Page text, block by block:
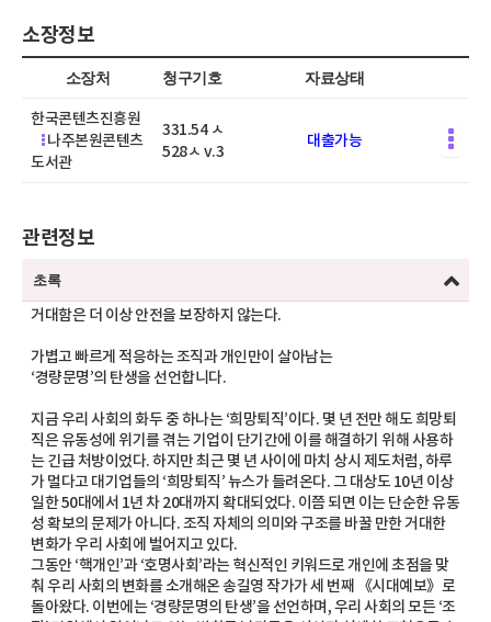
소장정보
소장처 청구기호 자료상태
한국콘텐츠진흥원
나주본원콘텐츠
도서관
331.54 ㅅ
528ㅅ v.3
대출가능
관련정보
초록
거대함은 더 이상 안전을 보장하지 않는다.
가볍고 빠르게 적응하는 조직과 개인만이 살아남는
‘경량문명’의 탄생을 선언합니다.
지금 우리 사회의 화두 중 하나는 ‘희망퇴직’이다. 몇 년 전만 해도 희망퇴
직은 유동성에 위기를 겪는 기업이 단기간에 이를 해결하기 위해 사용하
는 긴급 처방이었다. 하지만 최근 몇 년 사이에 마치 상시 제도처럼, 하루
가 멀다고 대기업들의 ‘희망퇴직’ 뉴스가 들려온다. 그 대상도 10년 이상
일한 50대에서 1년 차 20대까지 확대되었다. 이쯤 되면 이는 단순한 유동
성 확보의 문제가 아니다. 조직 자체의 의미와 구조를 바꿀 만한 거대한
변화가 우리 사회에 벌어지고 있다.
그동안 ‘핵개인’과 ‘호명사회’라는 혁신적인 키워드로 개인에 초점을 맞
춰 우리 사회의 변화를 소개해온 송길영 작가가 세 번째 《시대예보》로
돌아왔다. 이번에는 ‘경량문명의 탄생’을 선언하며, 우리 사회의 모든 ‘조